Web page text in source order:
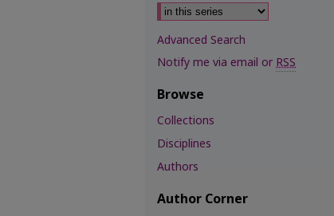
Advanced Search
Notify me via email orRSS
Browse
Collections
Disciplines
Authors
Author Corner